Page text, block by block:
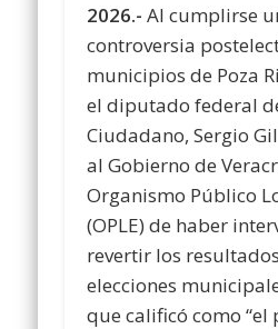
2026.- Al cumplirse
controversia
municipios de Poza
el diputado federal
Ciudadano, Sergio
al Gobierno de
Organismo Público
(OPLE) de haber
revertir los
elecciones
que calificó como